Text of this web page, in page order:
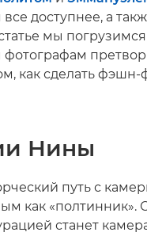
доступнее, а
мы
как сделать
Нины
путь с
как «полтинник».
станет